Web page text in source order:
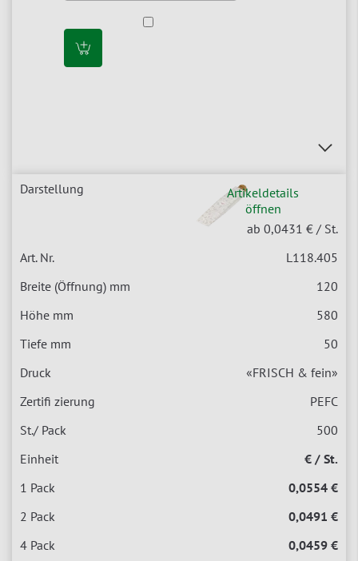
Artikeldetails
öffnen
ab 0,0431 € / St.
L118.405
120
580
50
«FRISCH & fein»
PEFC
500
€ / St.
0,0554 €
0,0491 €
0,0459 €